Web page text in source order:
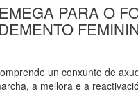
PARA O
un conxunto de
a mellora e a